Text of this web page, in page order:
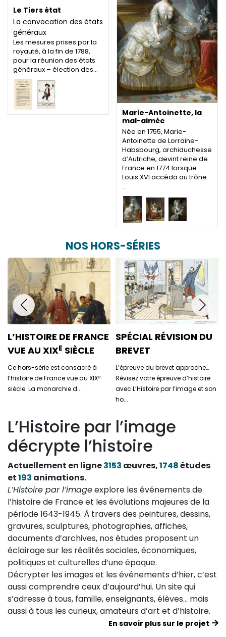
Le Tiers état
La convocation des états
généraux
Les mesures prises par la
royauté, à la fin de 1788,
pour la réunion des états
généraux – élection des…
Marie-Antoinette, la
mal-aimée
Née en 1755, Marie-
Antoinette de Lorraine-
Habsbourg, archiduchesse
d’Autriche, devint reine de
France en 1774 lorsque
Louis XVI accéda au trône.
…
NOS HORS-SÉRIES
L’HISTOIRE DE FRANCE
VUE AU XIXE SIÈCLE
Ce hors-série est consacré à
l’histoire de France vue au XIXe
siècle. La monarchie d...
SPÉCIAL RÉVISION DU
BREVET
L’épreuve du brevet approche…
Révisez votre épreuve d’histoire
avec L’Histoire par l’image et son
ho...
L’Histoire par l’image
décrypte l’histoire
Actuellement en ligne3153 œuvres,1748études
et193 animations.
L’Histoire par l’imageexplore les événements de
l’histoire de France et les évolutions majeures de la
période 1643-1945. À travers des peintures, dessins,
gravures, sculptures, photographies, affiches,
documents d’archives, nos études proposent un
éclairage sur les réalités sociales, économiques,
politiques et culturelles d’une époque.
Décrypter les images et les événements d’hier, c’est
aussi comprendre ceux d’aujourd’hui. Un site qui
s’adresse à tous, famille, enseignants, élèves… mais
aussi à tous les curieux, amateurs d’art et d’histoire.
En savoir plus sur le projet